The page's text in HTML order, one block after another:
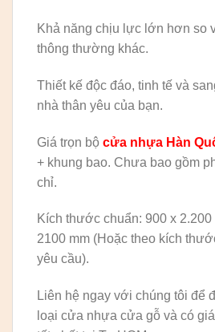
Khả năng chịu lực lớn hơn so
thông thường khác.
Thiết kế độc đáo, tinh tế và
nhà thân yêu của bạn.
Giá trọn bộ cửa nhựa Hàn
+ khung bao. Chưa bao gồm
chỉ.
Kích thước chuẩn: 900 x 2.200
2100 mm (Hoặc theo kích
yêu cầu).
Liên hệ ngay với chúng tôi để
loại cửa nhựa cửa gỗ và có